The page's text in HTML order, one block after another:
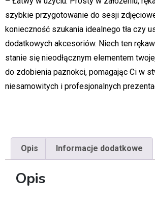
szybkie przygotowanie do sesji
konieczność szukania idealnego tła czy
dodatkowych akcesoriów. Niech ten
stanie się nieodłącznym elementem
do zdobienia paznokci, pomagając Ci w
niesamowitych i profesjonalnych
Opis Informacje dodatkowe
Opis